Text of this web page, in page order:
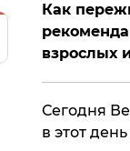
Как
взрослых
​Сегодня
в этот